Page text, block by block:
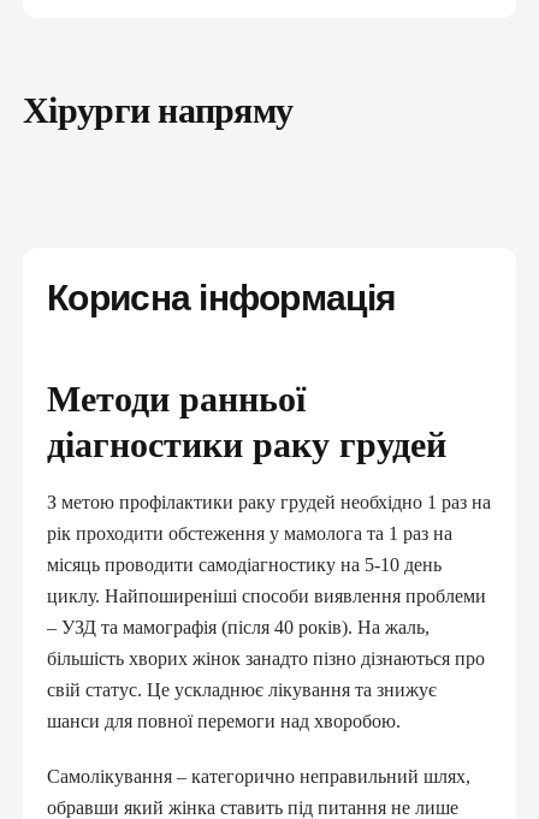
Хірурги напряму
Корисна інформація
Методи ранньої
діагностики раку грудей
З метою профілактики раку грудей необхідно 1 раз на
рік проходити обстеження у мамолога та 1 раз на
місяць проводити самодіагностику на 5-10 день
циклу. Найпоширеніші способи виявлення проблеми
– УЗД та мамографія (після 40 років). На жаль,
більшість хворих жінок занадто пізно дізнаються про
свій статус. Це ускладнює лікування та знижує
шанси для повної перемоги над хворобою.
Самолікування – категорично неправильний шлях,
обравши який жінка ставить під питання не лише